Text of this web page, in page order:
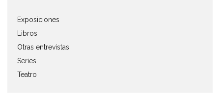
Exposiciones
Libros
Otras entrevistas
Series
Teatro